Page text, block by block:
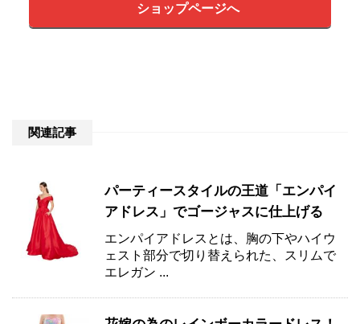
ショップページへ
関連記事
パーティースタイルの王道「エンパイ
アドレス」でゴージャスに仕上げる
エンパイアドレスとは、胸の下やハイウ
ェスト部分で切り替えられた、スリムで
エレガン ...